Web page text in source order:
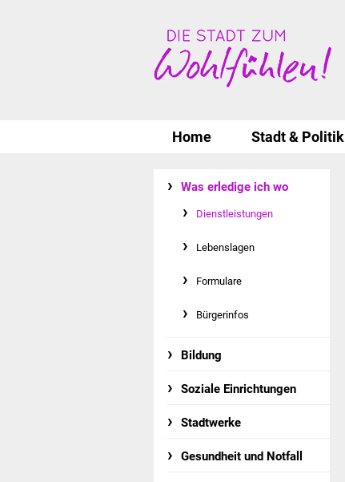
Home Stadt & Politik
Was erledige ich wo
Dienstleistungen
Lebenslagen
Formulare
Bürgerinfos
Bildung
Soziale Einrichtungen
Stadtwerke
Gesundheit und Notfall